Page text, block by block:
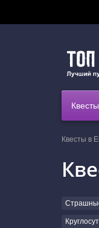
Квесты
Квесты в